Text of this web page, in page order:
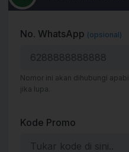
No. WhatsApp (opsional)
Nomor ini akan dihubungi
jika lupa.
Kode Promo